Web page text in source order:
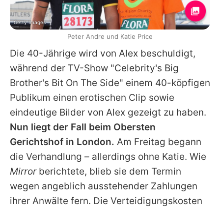
Die 40-Jährige wird von Alex beschuldigt,
während der TV-Show "Celebrity's Big
Brother's Bit On The Side" einem 40-köpfigen
Publikum einen erotischen Clip sowie
eindeutige Bilder von Alex gezeigt zu haben.
Nun liegt der Fall beim Obersten
Gerichtshof in London. Am Freitag begann
die Verhandlung – allerdings ohne Katie. Wie
Mirrorberichtete, blieb sie dem Termin
wegen angeblich ausstehender Zahlungen
ihrer Anwälte fern. Die Verteidigungskosten
Getty Images
Peter Andre und Katie Price